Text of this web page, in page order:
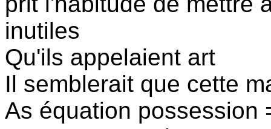
inutiles
Qu'ils appelaient art
Il semblerait que cette
As équation possession